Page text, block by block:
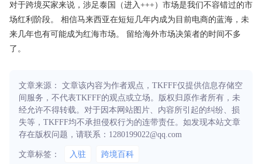
对于跨境买家来说，涉足泰国（进入+++）市场是我们不容错过的市
场红利阶段。 相信马来西亚在短短几年内成为目前电商的蓝海，未
来几年也有可能成为红海市场。 留给海外市场决策者的时间不多
了。
文章来源： 文章该内容为作者观点，TKFFF仅提供信息存储空
间服务，不代表TKFFF的观点或立场。版权归原作者所有，未
经允许不得转载。对于因本网站图片、内容所引起的纠纷、损
失等，TKFFF均不承担侵权行为的连带责任。如发现本站文章
存在版权问题，请联系：1280199022@qq.com
文章标签： 入驻 跨境百科